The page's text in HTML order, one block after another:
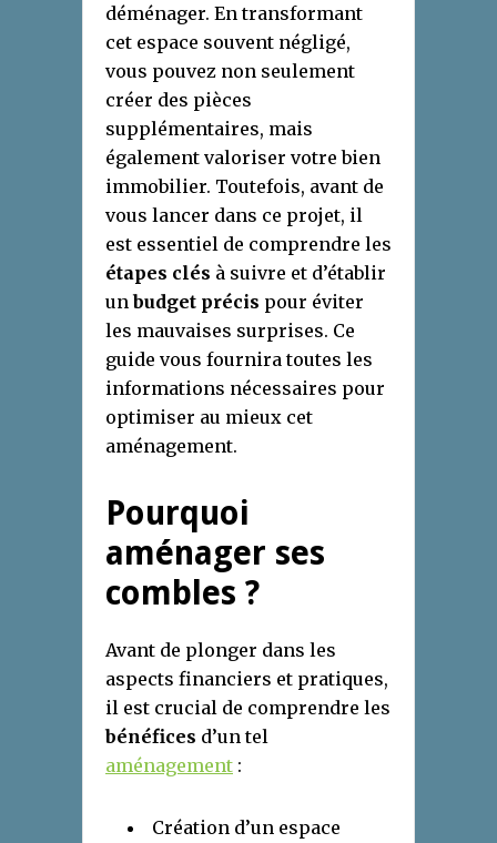
déménager. En transformant
cet espace souvent négligé,
vous pouvez non seulement
créer des pièces
supplémentaires, mais
également valoriser votre bien
immobilier. Toutefois, avant de
vous lancer dans ce projet, il
est essentiel de comprendre les
étapes clés à suivre et d’établir
unbudget précis pour éviter
les mauvaises surprises. Ce
guide vous fournira toutes les
informations nécessaires pour
optimiser au mieux cet
aménagement.
Pourquoi
aménager ses
combles ?
Avant de plonger dans les
aspects financiers et pratiques,
il est crucial de comprendre les
bénéfices d’un tel
aménagement :
Création d’un espace